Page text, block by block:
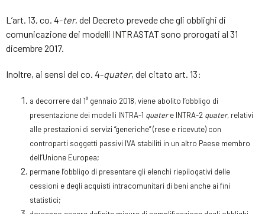
L’art. 13, co. 4-ter, del Decreto prevede che gli obblighi di
comunicazione dei modelli INTRASTAT sono prorogati al 31
dicembre 2017.
Inoltre, ai sensi del co. 4-quater, del citato art. 13:
a decorrere dal 1° gennaio 2018, viene abolito l’obbligo di
presentazione dei modelli INTRA-1 quatere INTRA-2 quater, relativi
alle prestazioni di servizi “generiche” (rese e ricevute) con
controparti soggetti passivi IVA stabiliti in un altro Paese membro
dell’Unione Europea;
permane l’obbligo di presentare gli elenchi riepilogativi delle
cessioni e degli acquisti intracomunitari di beni anche ai fini
statistici;